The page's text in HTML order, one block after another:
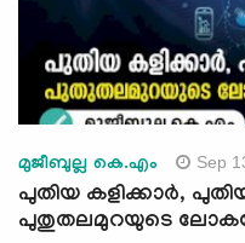
മുജീബുല്ല കെ.എം Sep
പുതിയ കളിക്കാർ,
പുതുതലമുറയുടെ